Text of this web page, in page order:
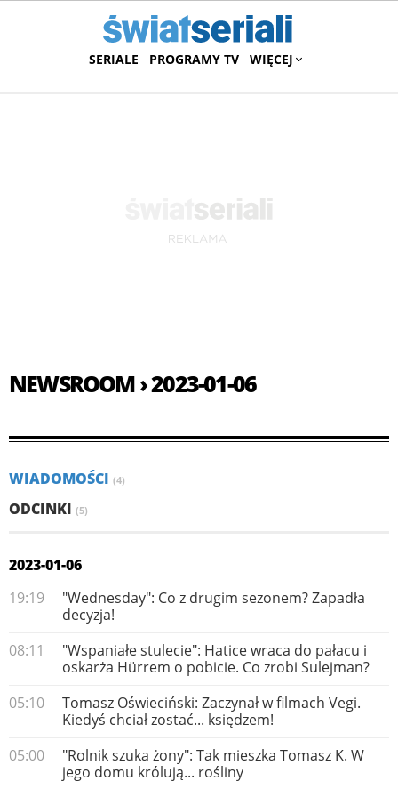
SERIALE PROGRAMY TV WIĘCEJ
NEWSROOM › 2023-01-06
WIADOMOŚCI (4)
ODCINKI (5)
2023-01-06
19:19
"Wednesday": Co z drugim sezonem? Zapadła
decyzja!
08:11
"Wspaniałe stulecie": Hatice wraca do pałacu i
oskarża Hürrem o pobicie. Co zrobi Sulejman?
05:10
Tomasz Oświeciński: Zaczynał w filmach Vegi.
Kiedyś chciał zostać... księdzem!
05:00
"Rolnik szuka żony": Tak mieszka Tomasz K. W
jego domu królują... rośliny